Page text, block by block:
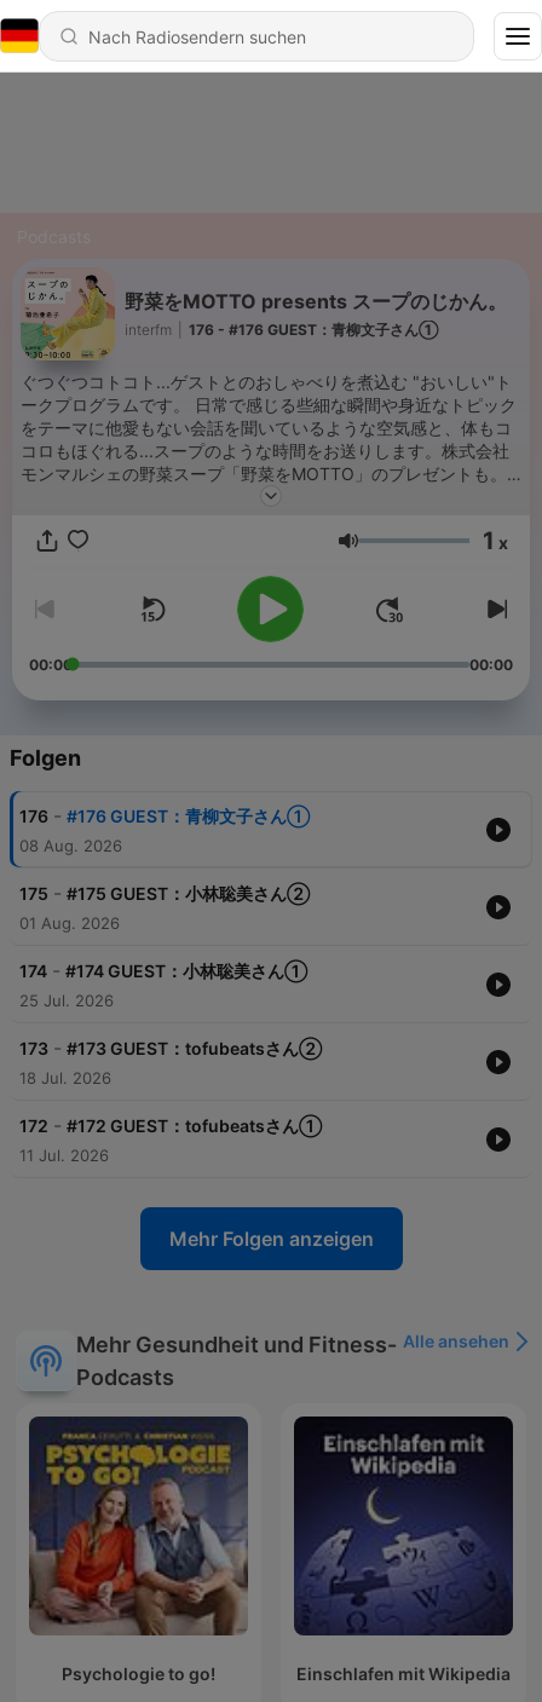
野菜をMOTTO presents スープのじかん。
interfm 176 - #176 GUEST：青柳文子さん①
ぐつぐつコトコト...ゲストとのおしゃべりを煮込む "おいしい"ト
ークプログラムです。 日常で感じる些細な瞬間や身近なトピック
をテーマに他愛もない会話を聞いているような空気感と、体もコ
コロもほぐれる...スープのような時間をお送りします。株式会社
モンマルシェの野菜スープ「野菜をMOTTO」のプレゼントも。
メールアドレス：soup@interfm.jp ハッシュタグ：スープのじか
Lautstärke 1 x
00:00 00:00
Folgen
176 - #176 GUEST：青柳文子さん①
08 Aug. 2026
175 - #175 GUEST：小林聡美さん②
01 Aug. 2026
174 - #174 GUEST：小林聡美さん①
25 Jul. 2026
173 - #173 GUEST：tofubeatsさん②
18 Jul. 2026
172 - #172 GUEST：tofubeatsさん①
11 Jul. 2026
Mehr Folgen anzeigen
Mehr Gesundheit und Fitness-
Podcasts
Alle ansehen
Psychologie to go! Einschlafen mit Wikipedia